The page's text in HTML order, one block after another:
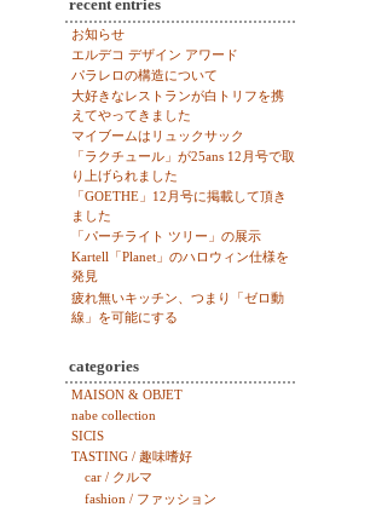
recent entries
お知らせ
エルデコ デザイン アワード
パラレロの構造について
大好きなレストランが白トリフを携
えてやってきました
マイブームはリュックサック
「ラクチュール」が25ans 12月号で取
り上げられました
「GOETHE」12月号に掲載して頂き
ました
「パーチライト ツリー」の展示
Kartell「Planet」のハロウィン仕様を
発見
疲れ無いキッチン、つまり「ゼロ動
線」を可能にする
categories
MAISON & OBJET
nabe collection
SICIS
TASTING / 趣味嗜好
car / クルマ
fashion / ファッション